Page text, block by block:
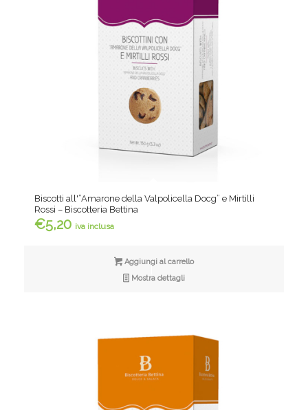
Biscotti all'”Amarone della Valpolicella Docg” e Mirtilli
Rossi – Biscotteria Bettina
€5,20 iva inclusa
Aggiungi al carrello
Mostra dettagli